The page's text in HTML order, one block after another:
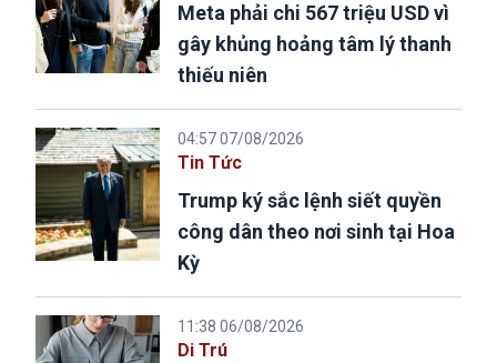
Meta phải chi 567 triệu USD vì
gây khủng hoảng tâm lý thanh
thiếu niên
04:57 07/08/2026
Tin Tức
Trump ký sắc lệnh siết quyền
công dân theo nơi sinh tại Hoa
Kỳ
11:38 06/08/2026
Di Trú